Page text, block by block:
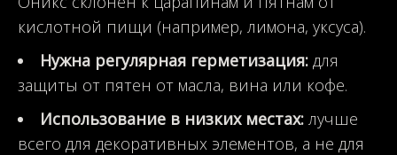
кислотной пищи (например, лимона, уксуса).
Нужна регулярная герметизация: для
защиты от пятен от масла, вина или кофе.
Использование в низких местах: лучше
всего для декоративных элементов, а не для